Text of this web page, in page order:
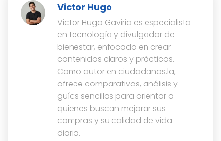
Victor Hugo
Victor Hugo Gaviria es especialista
en tecnología y divulgador de
bienestar, enfocado en crear
contenidos claros y prácticos.
Como autor en ciudadanos.la,
ofrece comparativas, análisis y
guías sencillas para orientar a
quienes buscan mejorar sus
compras y su calidad de vida
diaria.